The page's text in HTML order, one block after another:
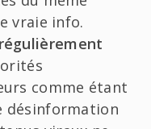
vraie info.
comme étant
désinformation